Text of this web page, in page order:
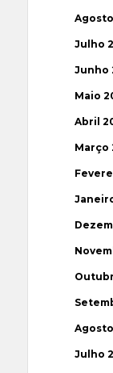
Agosto
Julho
Junho
Maio
Abril
Março
Julho